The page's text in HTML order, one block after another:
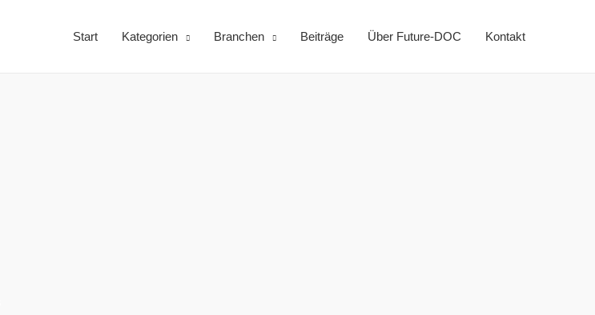
Start Kategorien Branchen Beiträge Über Future-DOC Kontakt